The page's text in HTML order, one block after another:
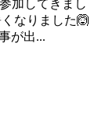
加してきまし
なりました🙆
が出...